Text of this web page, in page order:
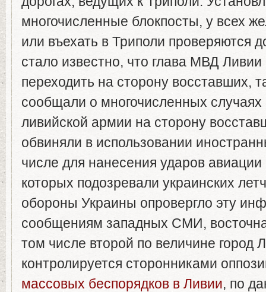
многочисленные блокпосты, у всех
или въехать в Триполи проверяются
стало известно, что глава МВД
переходить на сторону восставших,
сообщали о многочисленных случаях
ливийской армии на сторону
обвиняли в использовании
числе для нанесения ударов
которых подозревали украинских
обороны Украины опровергло эту
сообщениям западных СМИ,
том числе второй по величине город
контролируется сторонниками
массовых беспорядков в Ливии, по